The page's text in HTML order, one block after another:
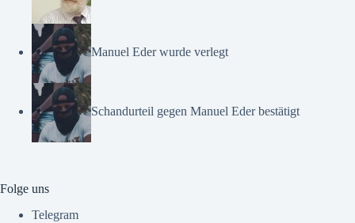
Manuel Eder wurde verlegt
Schandurteil gegen Manuel Eder bestätigt
Folge uns
Telegram